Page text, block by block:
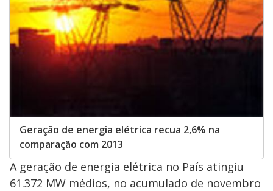
Geração de energia elétrica recua 2,6% na
comparação com 2013
A geração de energia elétrica no País atingiu
61.372 MW médios, no acumulado de novembro